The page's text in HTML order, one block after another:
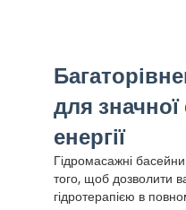
для значної
енергії
Гідромасажні
того, щоб дозволити
гідротерапією в